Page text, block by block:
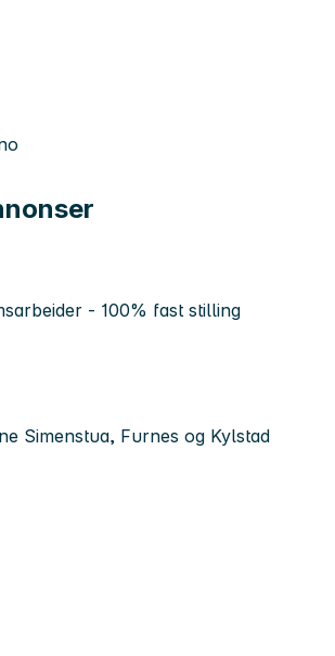
- 100% fast stilling
Simenstua, Furnes og Kylstad